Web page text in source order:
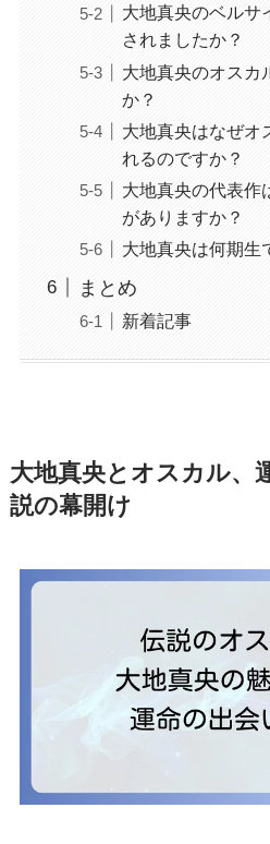
大地真央のベルサ
されましたか？
大地真央のオスカ
か？
大地真央はなぜオ
れるのですか？
大地真央の代表作
がありますか？
大地真央は何期生
まとめ
新着記事
大地真央とオスカル、
説の幕開け